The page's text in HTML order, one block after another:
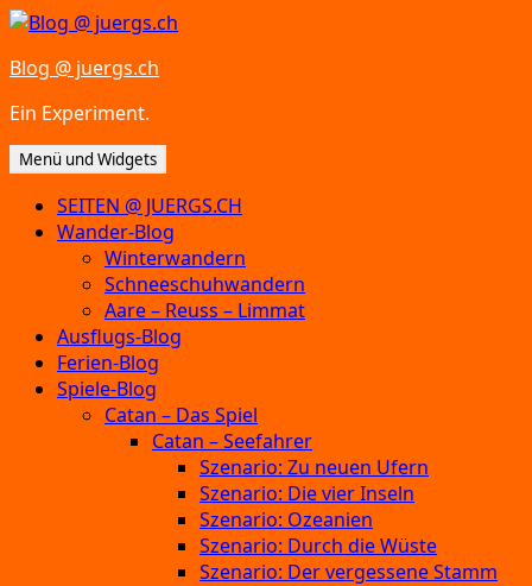
Zum
springen
Blog @ juergs.ch
Ein Experiment.
Menü und Widgets
SEITEN @ JUERGS.CH
Wander-Blog
Winterwandern
Schneeschuhwandern
Aare – Reuss – Limmat
Ausflugs-Blog
Ferien-Blog
Spiele-Blog
Catan – Das Spiel
Catan – Seefahrer
Szenario: Zu neuen Ufern
Szenario: Die vier Inseln
Szenario: Ozeanien
Szenario: Durch die Wüste
Szenario: Der vergessene Stamm